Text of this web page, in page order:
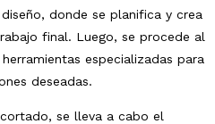
donde se planifica y crea
final. Luego, se procede al
especializadas para
deseadas.
se lleva a cabo el